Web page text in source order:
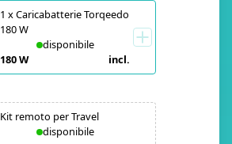
1 xCaricabatterie Torqeedo
180 W
disponibile
180 W
incl.
Kit remoto per Travel
disponibile